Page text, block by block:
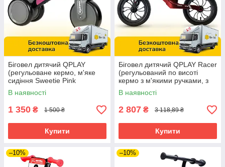
які потрібні маленьким велосипедистам - балансом,
координацією і рульовим керуванням.
Біговел дитячий QPLAY
(регульоване кермо, м'яке
сидіння Sweetie Pink
В наявності
1 350 ₴ 1 500 ₴
Купити
Біговел дитячий QPLAY Racer
(регульований по висоті
кермо з м'якими ручками, з
надувними колесами Red
white
В наявності
2 807 ₴ 3 118,89 ₴
Купити
–10% –10%